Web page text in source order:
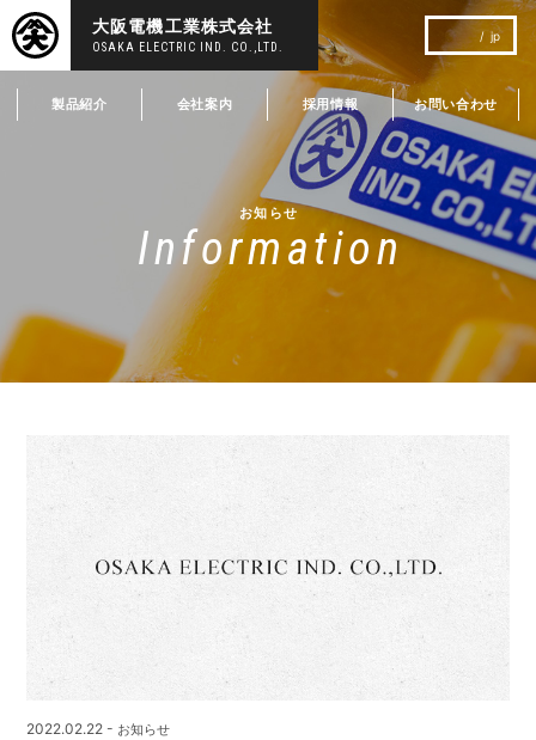
大阪電機工業株式会社
OSAKA ELECTRIC IND. CO.,LTD.
製品紹介 会社案内 採用情報 お問い合わせ
jp
お知らせ
Information
2022.02.22 - お知らせ